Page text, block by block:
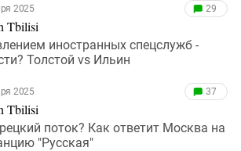
2025
Tbilisi
29
иностранных спецслужб -
Толстой vs Ильин
2025
Tbilisi
37
поток? Как ответит Москва на
"Русская"